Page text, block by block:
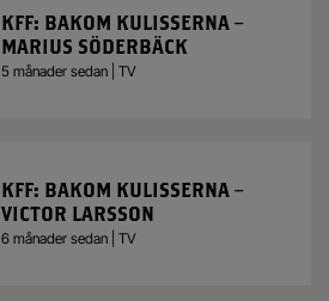
KFF: BAKOM KULISSERNA –
MARIUS SÖDERBÄCK
5 månader sedan | TV
KFF: BAKOM KULISSERNA –
VICTOR LARSSON
6 månader sedan | TV